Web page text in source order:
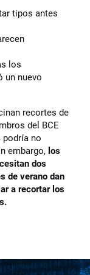
tipos antes
los
un nuevo
recortes de
del BCE
no
embargo, los
dos
de verano dan
a recortar los